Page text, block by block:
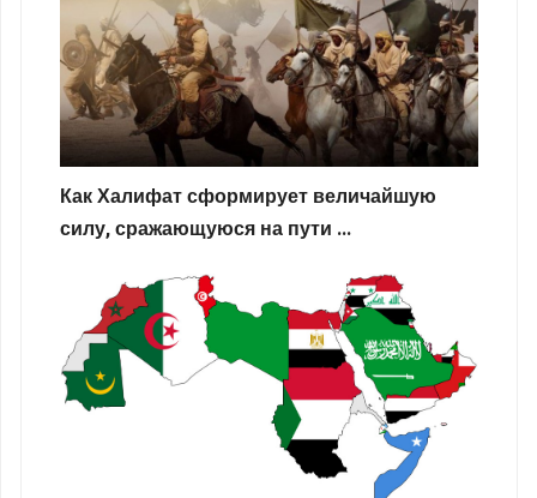
Как Халифат сформирует величайшую
силу, сражающуюся на пути ...